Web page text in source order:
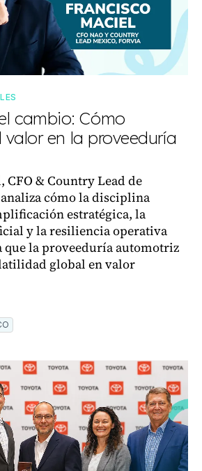
cambio: Cómo
en la proveeduría
CFO & Country Lead de
cómo la disciplina
estratégica, la
y la resiliencia operativa
que la proveeduría automotriz
global en valor